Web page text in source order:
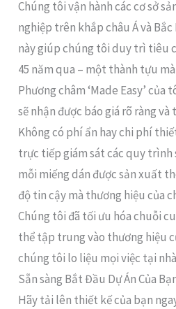
Chúng tôi vận hành các cơ sở
nghiệp trên khắp châu Á và
này giúp chúng tôi duy trì tiêu
45 năm qua – một thành tựu
Phương châm ‘Made Easy’ của
sẽ nhận được báo giá rõ ràng
Không có phí ẩn hay chi phí
trực tiếp giám sát các quy trình
mỗi miếng dán được sản xuất
độ tin cậy mà thương hiệu của
Chúng tôi đã tối ưu hóa chuỗi
thể tập trung vào thương hiệu
chúng tôi lo liệu mọi việc tại
Sẵn sàng Bắt Đầu Dự Án Của
Hãy tải lên thiết kế của bạn